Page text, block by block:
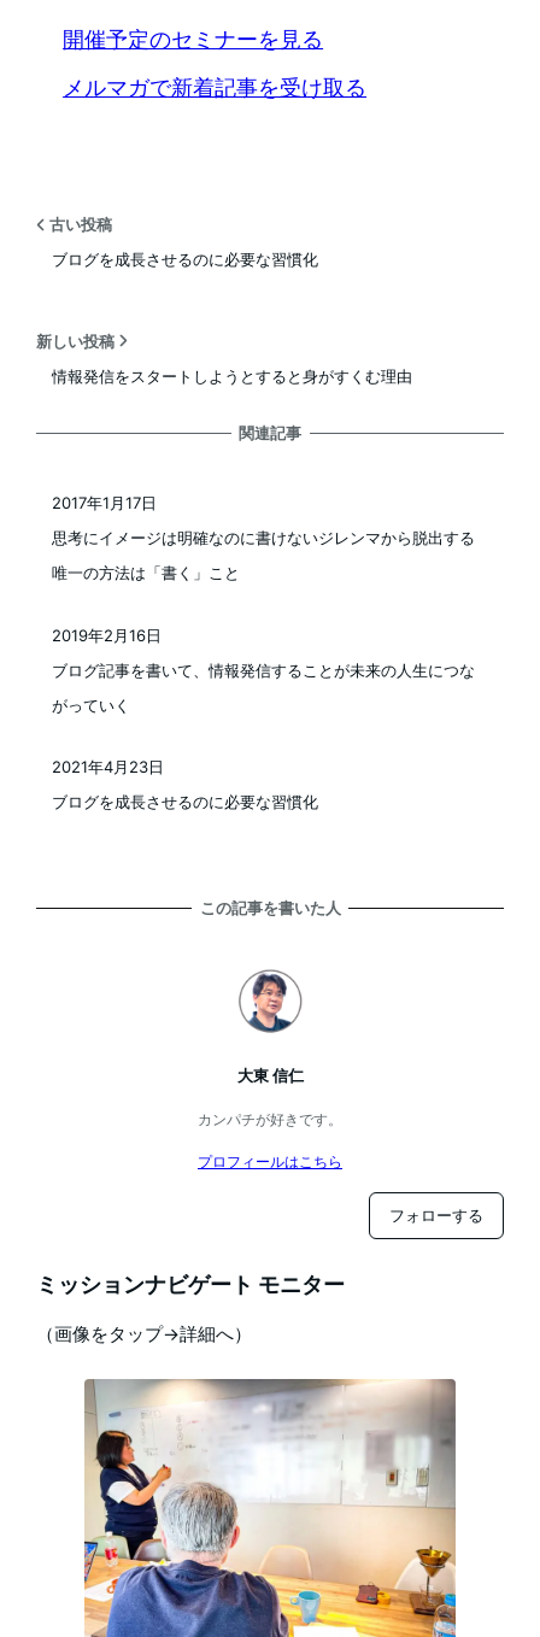
開催予定のセミナーを見る
メルマガで新着記事を受け取る
古い投稿
ブログを成長させるのに必要な習慣化
新しい投稿
情報発信をスタートしようとすると身がすくむ理由
関連記事
思考にイメージは明確なのに書けないジレンマから脱出する
唯一の方法は「書く」こと
2017年1月17日
ブログ記事を書いて、情報発信することが未来の人生につな
がっていく
2019年2月16日
ブログを成長させるのに必要な習慣化
2021年4月23日
この記事を書いた人
大東 信仁
カンパチが好きです。
プロフィールはこちら
フォローする
ミッションナビゲート モニター
（画像をタップ→詳細へ）